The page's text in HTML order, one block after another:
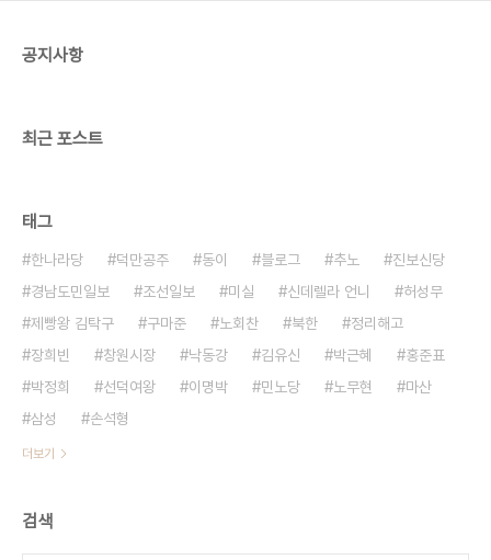
생각에 감격에 겨운 제가 받아쳤습니다. “저는 요즘
공지사항
최근 포스트
태그
한나라당 덕만공주 동이 블로그 추노
진보신당
경남도민일보
조선일보 미실 신데렐라 언니
허성무
제빵왕 김탁구
구마준 노회찬 북한
정리해고
장희빈
창원시장 낙동강 김유신 박근혜
홍준표
박정희
선덕여왕 이명박 민노당 노무현
마산
삼성
손석형
더보기
검색